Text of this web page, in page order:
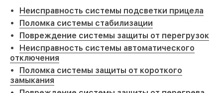
Неисправность системы подсветки прицела
Поломка системы стабилизации
Повреждение системы защиты от перегрузок
Неисправность системы автоматического
отключения
Поломка системы защиты от короткого
замыкания